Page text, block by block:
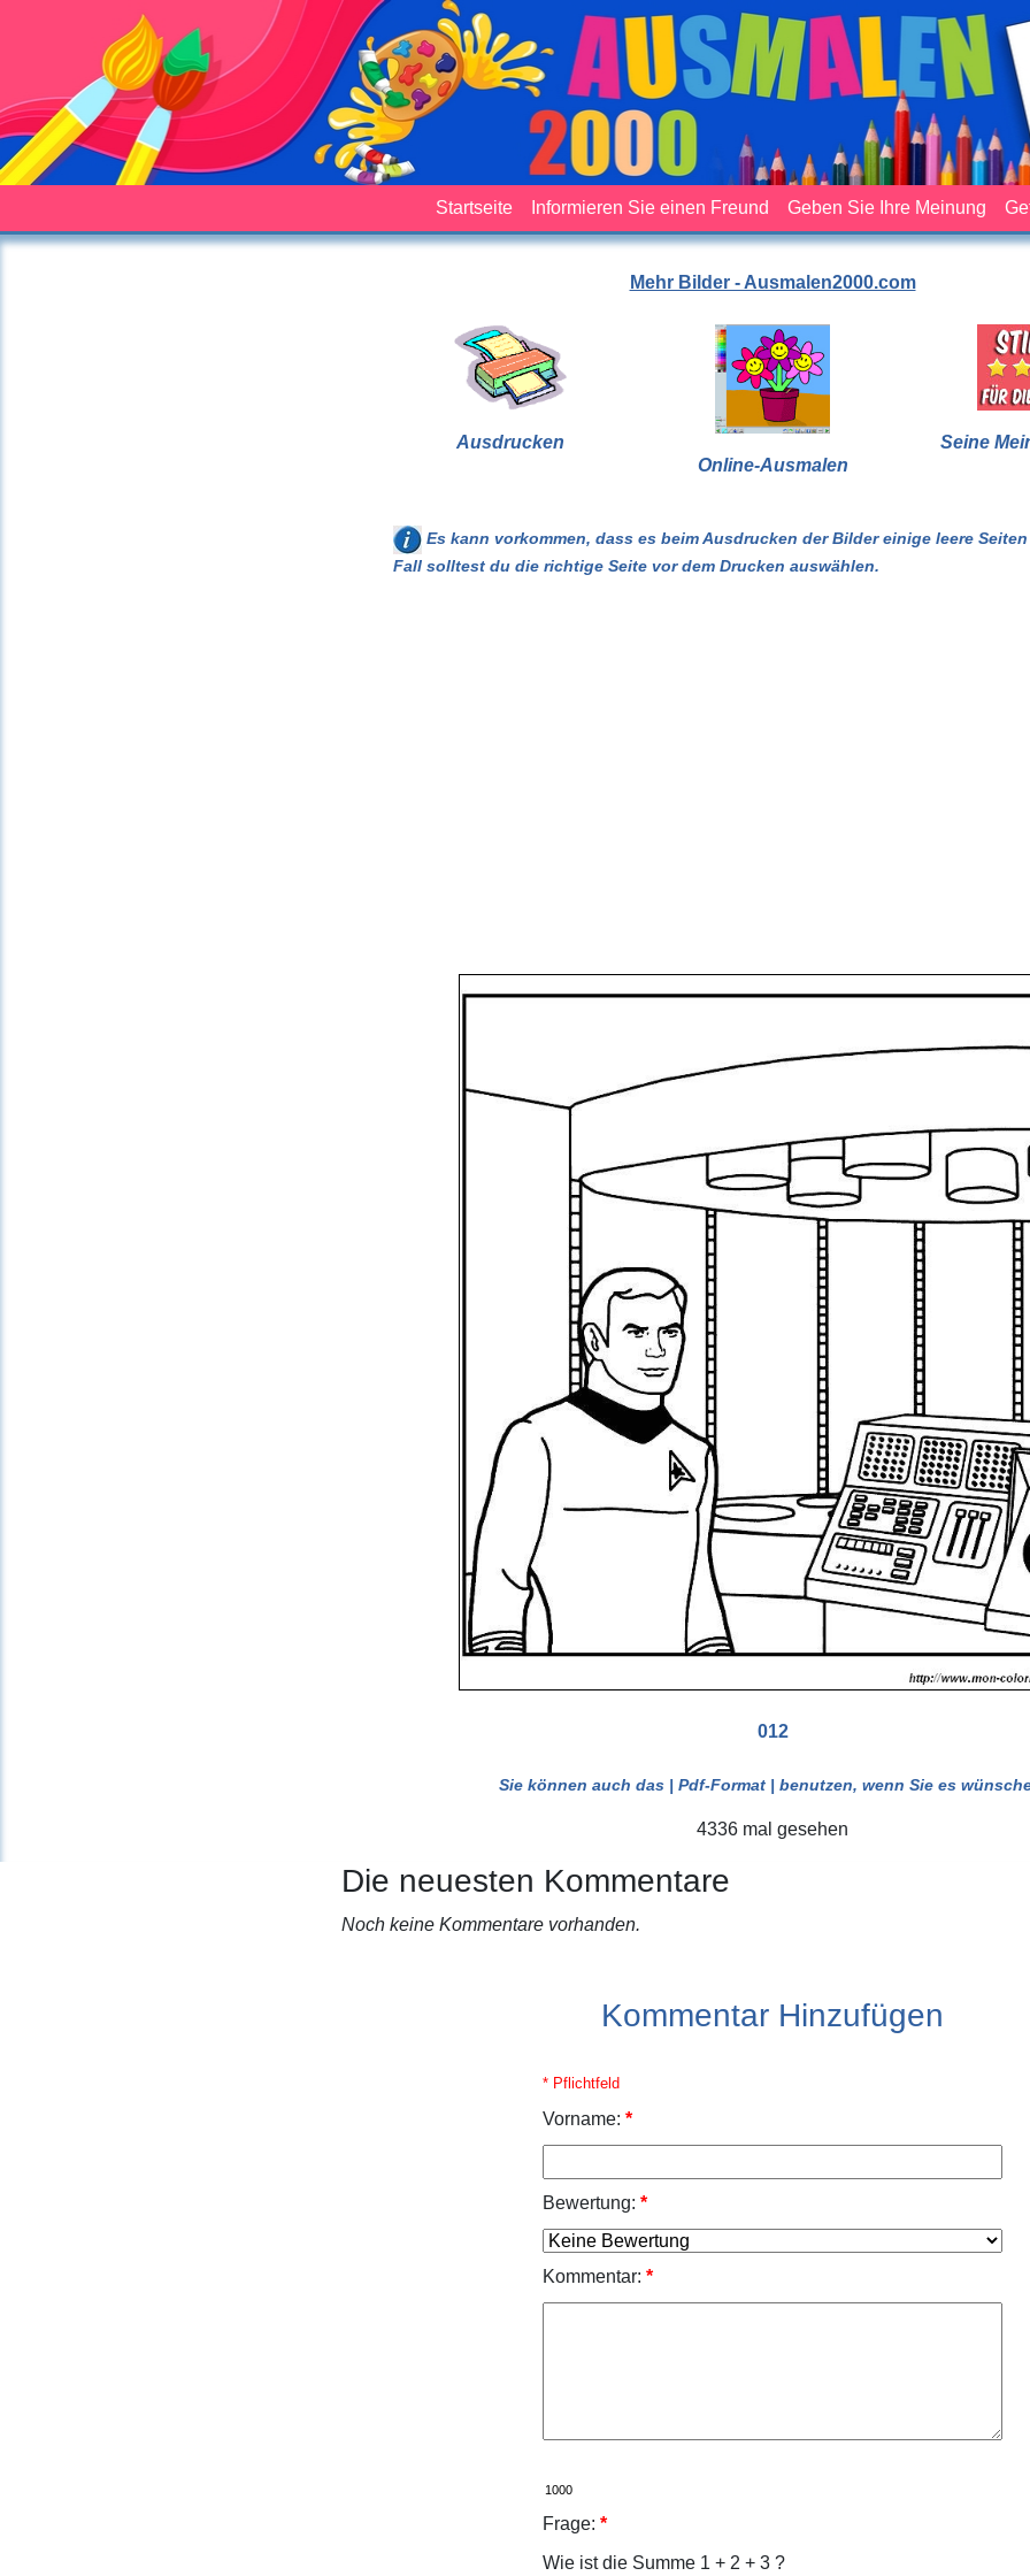
Startseite Informieren Sie einen Freund Geben Sie Ihre Meinung
Mehr Bilder - Ausmalen2000.com
Ausdrucken
Online-Ausmalen
Seine
Es kann vorkommen, dass es beim Ausdrucken der Bilder einige leere
Fall solltest du die richtige Seite vor dem Drucken auswählen.
012
Sie können auch das | Pdf-Format | benutzen, wenn Sie es
4336 mal gesehen
Die neuesten Kommentare
Noch keine Kommentare vorhanden.
Kommentar Hinzufügen
* Pflichtfeld
Vorname: *
Bewertung: *
Kommentar: *
Frage: *
Wie ist die Summe 1 + 2 + 3 ?